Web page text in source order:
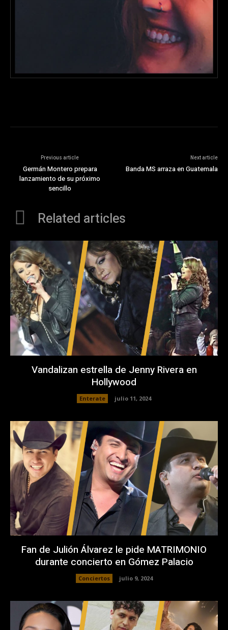
Previous article
Germán Montero prepara
lanzamiento de su próximo
sencillo
Next article
Banda MS arraza en Guatemala
Related articles
Vandalizan estrella de Jenny Rivera en
Hollywood
Enterate julio 11, 2024
Fan de Julión Álvarez le pide MATRIMONIO
durante concierto en Gómez Palacio
Conciertos julio 9, 2024